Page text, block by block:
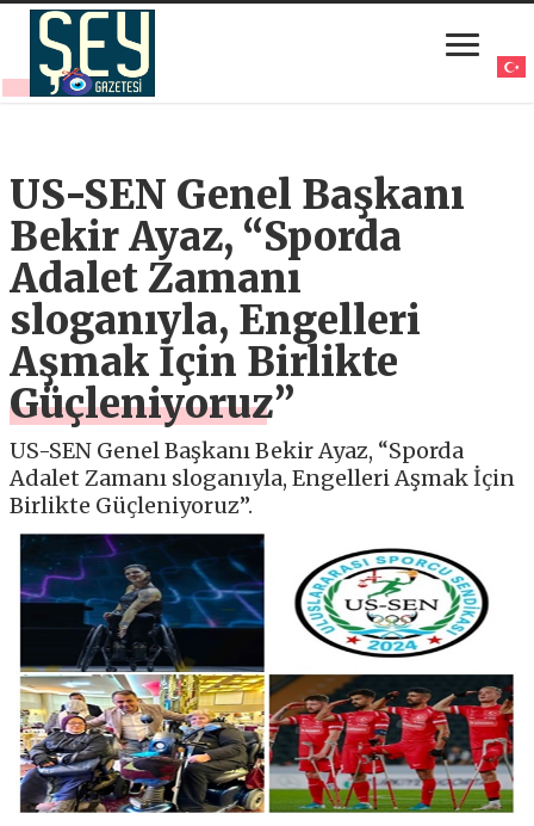
US-SEN Genel Başkanı
Bekir Ayaz, “Sporda
Adalet Zamanı
sloganıyla, Engelleri
Aşmak İçin Birlikte
Güçleniyoruz”
US-SEN Genel Başkanı Bekir Ayaz, “Sporda
Adalet Zamanı sloganıyla, Engelleri Aşmak İçin
Birlikte Güçleniyoruz”.